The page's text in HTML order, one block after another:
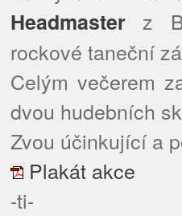
Headmasterz
rockové taneční
Celým večerem
dvou hudebních
Zvou účinkující a
Plakát akce
-ti-